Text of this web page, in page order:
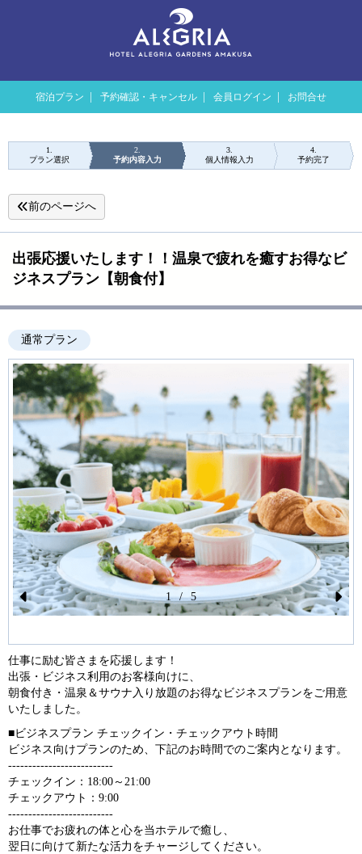
宿泊プラン 予約確認・キャンセル 会員ログイン お問合せ
1
プラン選択
2
予約内容入力
3
個人情報入力
4
予約完了
前のページへ
出張応援いたします！！温泉で疲れを癒すお得なビ
ジネスプラン【朝食付】
通常プラン
Pr
ev
io
us
N
ex
1 / 5
仕事に励む皆さまを応援します！
出張・ビジネス利用のお客様向けに、
朝食付き・温泉＆サウナ入り放題のお得なビジネスプランをご用意
いたしました。
■ビジネスプラン チェックイン・チェックアウト時間
ビジネス向けプランのため、下記のお時間でのご案内となります。
--------------------------
チェックイン：18:00～21:00
チェックアウト：9:00
--------------------------
お仕事でお疲れの体と心を当ホテルで癒し、
翌日に向けて新たな活力をチャージしてください。